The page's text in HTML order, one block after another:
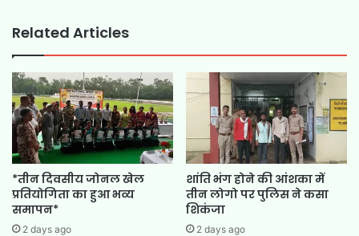
Related Articles
*तीन दिवसीय जोनल खेल
प्रतियोगिता का हुआ भव्य
समापन*
2 days ago
शांति भंग होने की आंशका में
तीन लोगो पर पुलिस ने कसा
शिकंजा
2 days ago